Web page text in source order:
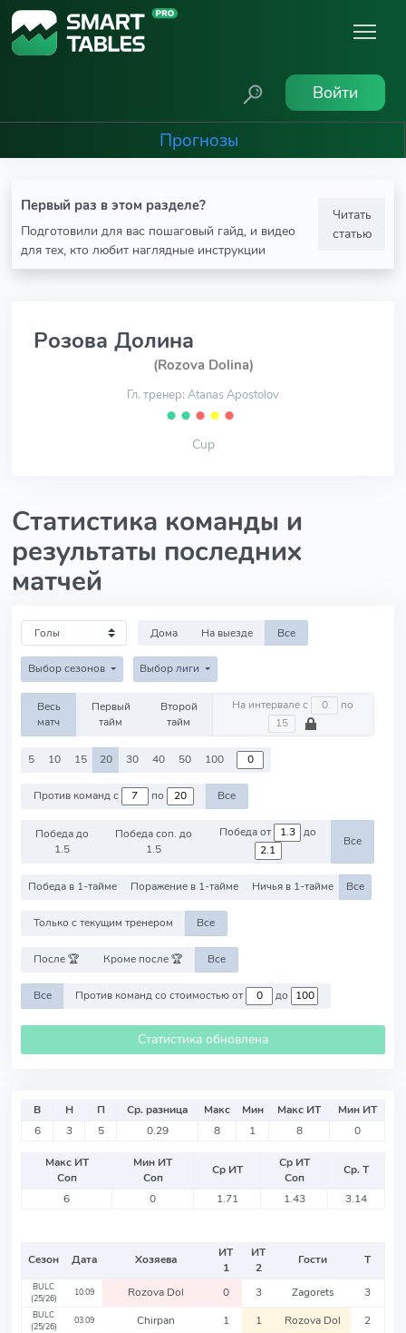
Войти
Прогнозы
Первый раз в этом разделе?
Подготовили для вас пошаговый гайд, и видео
для тех, кто любит наглядные инструкции
Читать
статью
Розова Долина
(Rozova Dolina)
Гл. тренер: Atanas Apostolov
⬤ ⬤ ⬤ ⬤ ⬤
Cup
Статистика команды и
результаты последних
матчей
Дома На выезде Все
Выбор сезонов Выбор лиги
Весь
матч
Первый
тайм
Второй
тайм
На интервале с по
5 10 15 20 30 40 50 100
Против команд с по Все
Победа до
1.5
Победа соп. до
1.5
Победа от до
Все
Победа в 1-тайме Поражение в 1-тайме Ничья в 1-тайме Все
Только с текущим тренером Все
После 🏆 Кроме после 🏆 Все
Все Против команд со стоимостью от до
Статистика обновлена
В Н П Ср. разница Макс Мин Макс ИТ
Мин ИТ
6
3 5 0.29 8 1 8 0
Макс ИТ
Соп
Мин ИТ
Соп
Ср ИТ
Ср ИТ
Соп
Ср. Т
6
0 1.71 1.43 3.14
Сезон Дата Хозяева
ИТ
1
ИТ
2
Гости Т
BULC
(25/26)
10.09 Rozova Dol 0 3 Zagorets 3
BULC
(25/26)
03.09 Chirpan 1 1 Rozova Dol 2